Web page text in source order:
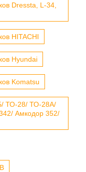
Dressta, L-34,
HITACHI
Hyundai
Komatsu
ТО-28/ ТО-28А/
Амкодор 352/